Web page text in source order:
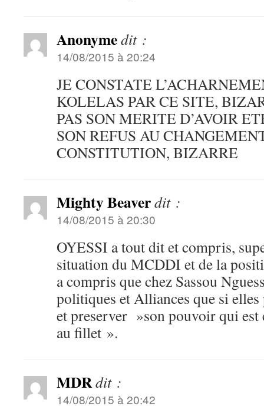
Anonymedit :
14/08/2015 à 20:24
JE CONSTATE
KOLELAS PAR CE SITE,
PAS SON MERITE D’AVOIR
SON REFUS AU
CONSTITUTION, BIZARRE
Mighty Beaverdit :
14/08/2015 à 20:30
OYESSI a tout dit et compris,
situation du MCDDI et de la
a compris que chez Sassou
politiques et Alliances que si
et preserver »son pouvoir qui
au fillet ».
MDRdit :
14/08/2015 à 20:42